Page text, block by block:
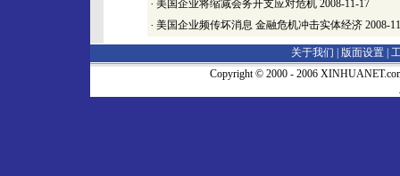
· 美国企业将缩减会务开支应对危机 2008-11-17
· 美国企业频传坏消息 金融危机冲击实体经济 2008-
关于我们 | 版面设置
Copyright © 2000 - 2006